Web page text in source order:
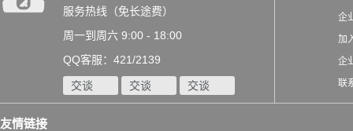
服务热线（免长途费）
周一到周六 9:00 - 18:00
QQ客服：421/2139
交谈 交谈 交谈
企
加
企
联
友情链接